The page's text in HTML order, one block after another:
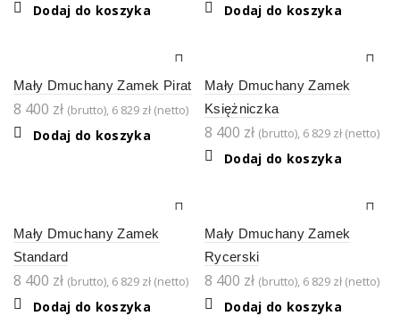
Dodaj do koszyka Dodaj do koszyka
Mały Dmuchany Zamek Pirat
8 400 zł (brutto), 6 829 zł (netto)
Dodaj do koszyka
Mały Dmuchany Zamek
Księżniczka
8 400 zł (brutto), 6 829 zł (netto)
Dodaj do koszyka
Mały Dmuchany Zamek
Standard
8 400 zł (brutto), 6 829 zł (netto)
Dodaj do koszyka
Mały Dmuchany Zamek
Rycerski
8 400 zł (brutto), 6 829 zł (netto)
Dodaj do koszyka